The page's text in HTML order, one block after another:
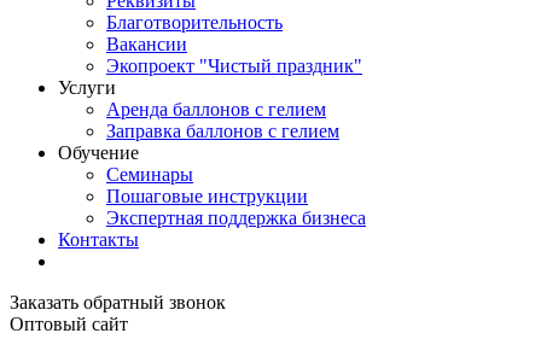
Благотворительность
Вакансии
Экопроект "Чистый праздник"
Услуги
Аренда баллонов с гелием
Заправка баллонов с гелием
Обучение
Семинары
Пошаговые инструкции
Экспертная поддержка бизнеса
Контакты
Заказать обратный звонок
Оптовый сайт